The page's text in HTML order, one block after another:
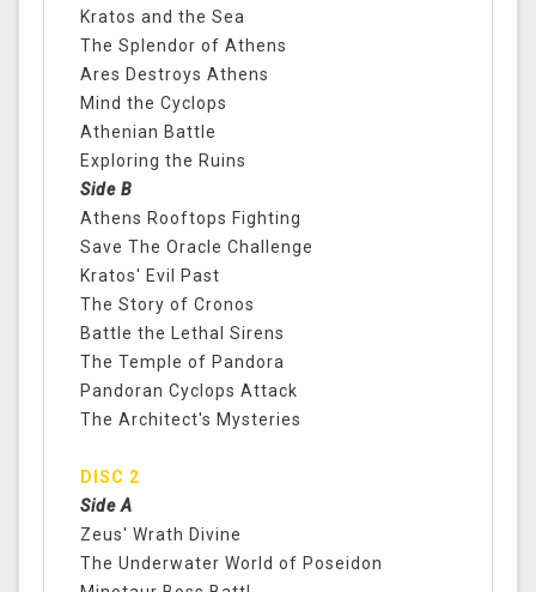
Kratos and the Sea
The Splendor of Athens
Ares Destroys Athens
Mind the Cyclops
Athenian Battle
Exploring the Ruins
Side B
Athens Rooftops Fighting
Save The Oracle Challenge
Kratos' Evil Past
The Story of Cronos
Battle the Lethal Sirens
The Temple of Pandora
Pandoran Cyclops Attack
The Architect's Mysteries
DISC 2
Side A
Zeus' Wrath Divine
The Underwater World of Poseidon